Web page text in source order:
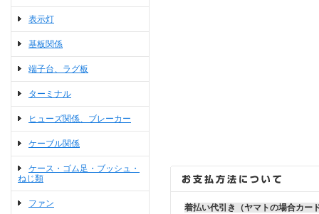
表示灯
基板関係
端子台、ラグ板
ターミナル
ヒューズ関係、ブレーカー
ケーブル関係
ケース・ゴム足・ブッシュ・
ねじ類
ファン
着払い代引き（ヤマトの場合カー